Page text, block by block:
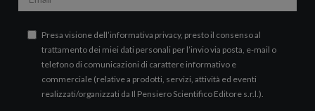
Presa visione dell’informativa privacy, presto il consenso al
trattamento dei miei dati personali per l’invio via posta, e-mail o
telefono di comunicazioni di carattere informativo e
commerciale (relative a prodotti, servizi, attività ed eventi
realizzati/organizzati da Il Pensiero Scientifico Editore s.r.l.).